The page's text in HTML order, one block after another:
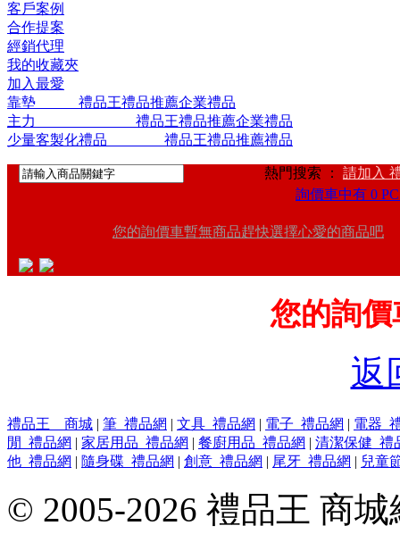
客戶案例
合作提案
經銷代理
我的收藏夾
加入最愛
靠墊 禮品王禮品推薦企業禮品
主力 禮品王禮品推薦企業禮品
少量客製化禮品 禮品王禮品推薦禮品
熱門搜索 ： 請加入
詢價車中有 0
您的詢價車暫無商品趕快選擇心愛的商品吧
您的詢
返
禮品王 商城 | 筆_禮品網 | 文具_禮品網 | 電子_禮品網 | 電器_
閒_禮品網 | 家居用品_禮品網 | 餐廚用品_禮品網 | 清潔保健_禮
他_禮品網 | 隨身碟_禮品網 | 創意_禮品網 | 尾牙_禮品網 | 兒童
© 2005-2026 禮品王 商